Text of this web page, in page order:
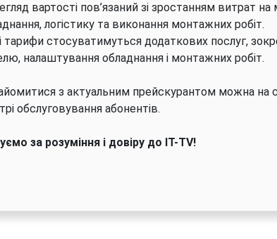
вартості пов’язаний зі зростанням витрат на
логістику та виконання монтажних робіт.
тарифи стосуватимуться додаткових послуг,
налаштування обладнання і монтажних робіт.
з актуальним прейскурантом можна на
обслуговування абонентів.
за розуміння і довіру до IT-TV!